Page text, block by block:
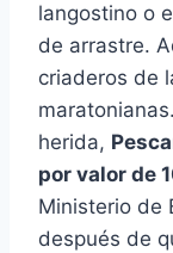
langostino o
de arrastre.
criaderos de
herida,
por valor de
Ministerio de
después de